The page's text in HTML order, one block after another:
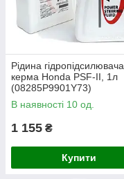
Рідина гідропідсилювача
керма Honda PSF-II, 1л
(08285P9901Y73)
В наявності 10 од.
1 155 ₴
Купити